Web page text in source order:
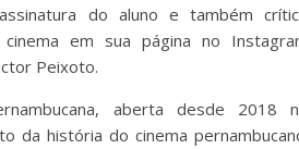
do aluno e também
em sua página no
Peixoto.
aberta desde 2018
da história do cinema